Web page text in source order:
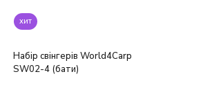
хит
Набір свінгерів World4Carp
SW02-4 (бати)